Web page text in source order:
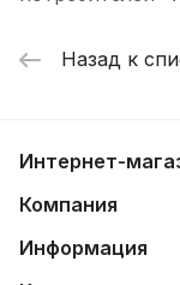
Назад к
Интернет-
Компания
Информация